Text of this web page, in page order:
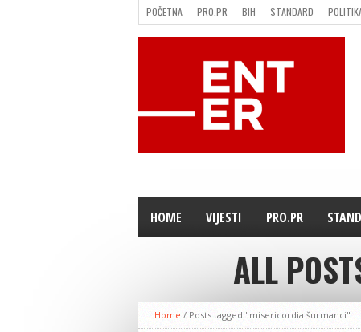
POČETNA PRO.PR BIH STANDARD
FILMING LOCATION IN BH
KONTAKT
HOME VIJESTI PRO.PR
ALL
Home / Posts tagged "misericordia šurmanci"